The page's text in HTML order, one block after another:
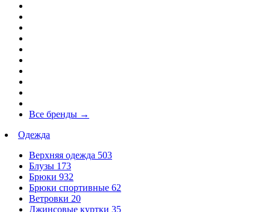
Все бренды →
Одежда
Верхняя одежда 503
Блузы 173
Брюки 932
Брюки спортивные 62
Ветровки 20
Джинсовые куртки 35